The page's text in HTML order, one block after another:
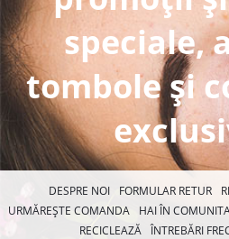
speciale,
tombole și
DESPRE NOI FORMULAR RETUR
URMĂREȘTE COMANDA
HAI ÎN
RECICLEAZĂ ÎNTREBĂRI